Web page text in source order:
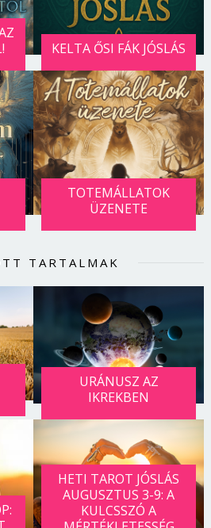
KELTA ŐSI FÁK JÓSLÁS
TOTEMÁLLATOK
ÜZENETE
TARTALMAK
URÁNUSZ AZ
IKREKBEN
HETI TAROT JÓSLÁS
AUGUSZTUS 3-9: A
KULCSSZÓ A
bejelentkezés